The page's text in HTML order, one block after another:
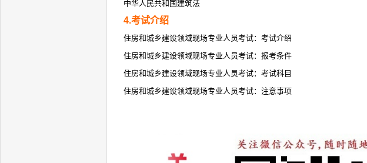
中华人民共和国建筑法
4.考试介绍
住房和城乡建设领域现场专业人员考试：考试介绍
住房和城乡建设领域现场专业人员考试：报考条件
住房和城乡建设领域现场专业人员考试：考试科目
住房和城乡建设领域现场专业人员考试：注意事项